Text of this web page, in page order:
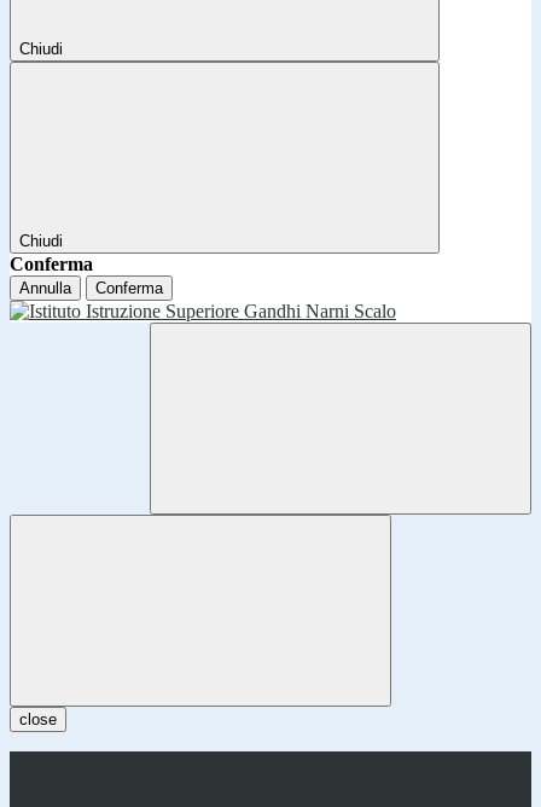
Chiudi
Chiudi
Conferma
Annulla Conferma
close